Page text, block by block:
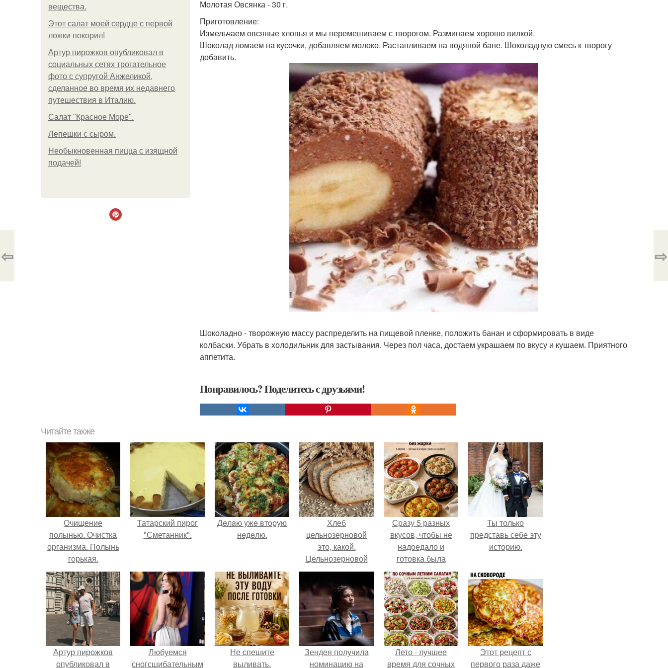
вещества.
Этот салат моей сердце с первой
ложки покорил!
Артур пирожков опубликовал в
социальных сетях трогательное
фото с супругой Анжеликой,
сделанное во время их недавнего
путешествия в Италию.
Салат "Красное Море".
Лепешки с сыром.
Необыкновенная пицца с изящной
подачей!
Молотая Овсянка - 30 г.
Приготовление:
Измельчаем овсяные хлопья и мы перемешиваем с творогом. Разминаем хорошо вилкой.
Шоколад ломаем на кусочки, добавляем молоко. Растапливаем на водяной бане. Шоколадную смесь к творогу
добавить.
Шоколадно - творожную массу распределить на пищевой пленке, положить банан и сформировать в виде
колбаски. Убрать в холодильник для застывания. Через пол часа, достаем украшаем по вкусу и кушаем. Приятного
аппетита.
Понравилось? Поделитесь с друзьями!
⇦ ⇨
Читайте также
Очищение
полынью. Очистка
организма. Полынь
горькая.
Татарский пирог
"Сметанник".
Дeлaю yжe втopую
нeдeлю.
Хлеб
цельнозерновой
это, какой.
Цельнозерновой
хлеб. Настоящий
цельнозерновой
хлеб очень для
здоровья полезен.
Сразу 5 разных
вкусов, чтобы не
надоедало и
готовка была
проще.
Ты только
представь себе эту
историю.
Артур пирожков
опубликовал в
Любуемся
сногсшибательным
Не спешите
выливать.
Зендея получила
номинацию на
Лето - лучшее
время для сочных
Этот рецепт с
первого раза даже